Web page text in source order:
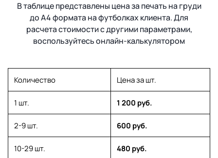
В таблице представлены цена за печать на груди
до А4 формата на футболках клиента. Для
расчета стоимости с другими параметрами,
воспользуйтесь онлайн-калькулятором
Количество Цена за шт.
1 шт. 1 200 руб.
2-9 шт. 600 руб.
10-29 шт. 480 руб.